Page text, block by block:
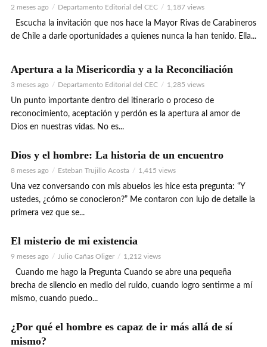
2 meses ago Departamento Editorial del CEC 1,187 views
Escucha la invitación que nos hace la Mayor Rivas de Carabineros
de Chile a darle oportunidades a quienes nunca la han tenido. Ella...
Apertura a la Misericordia y a la Reconciliación
3 meses ago Departamento Editorial del CEC 1,285 views
Un punto importante dentro del itinerario o proceso de
reconocimiento, aceptación y perdón es la apertura al amor de
Dios en nuestras vidas. No es...
Dios y el hombre: La historia de un encuentro
8 meses ago Esteban Trujillo Acosta 1,415 views
Una vez conversando con mis abuelos les hice esta pregunta: “Y
ustedes, ¿cómo se conocieron?” Me contaron con lujo de detalle la
primera vez que se...
El misterio de mi existencia
9 meses ago Julio Cañas Oliger 1,212 views
Cuando me hago la Pregunta Cuando se abre una pequeña
brecha de silencio en medio del ruido, cuando logro sentirme a mí
mismo, cuando puedo...
¿Por qué el hombre es capaz de ir más allá de sí
mismo?